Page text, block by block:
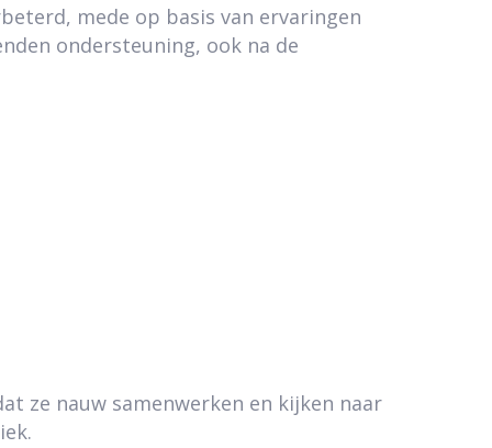
mede op basis van ervaringen
ondersteuning, ook na de
ze nauw samenwerken en kijken naar